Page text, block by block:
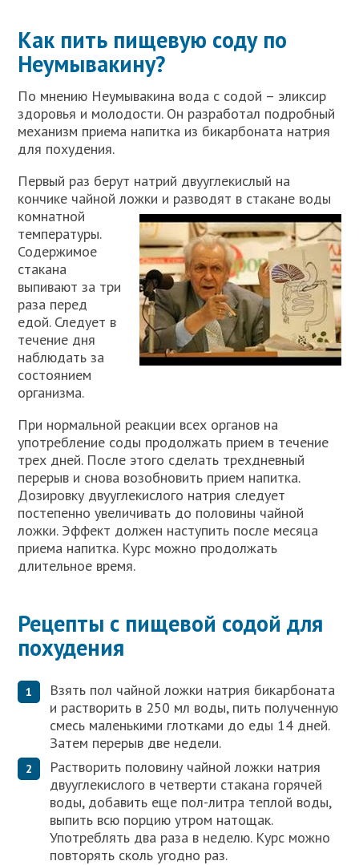
Как пить пищевую соду по
Неумывакину?
По мнению Неумывакина вода с содой – эликсир
здоровья и молодости. Он разработал подробный
механизм приема напитка из бикарбоната натрия
для похудения.
Первый раз берут натрий двууглекислый на
кончике чайной ложки и разводят в стакане воды
комнатной
температуры.
Содержимое
стакана
выпивают за три
раза перед
едой. Следует в
течение дня
наблюдать за
состоянием
организма.
При нормальной реакции всех органов на
употребление соды продолжать прием в течение
трех дней. После этого сделать трехдневный
перерыв и снова возобновить прием напитка.
Дозировку двууглекислого натрия следует
постепенно увеличивать до половины чайной
ложки. Эффект должен наступить после месяца
приема напитка. Курс можно продолжать
длительное время.
Рецепты с пищевой содой для
похудения
Взять пол чайной ложки натрия бикарбоната
и растворить в 250 мл воды, пить полученную
смесь маленькими глотками до еды 14 дней.
Затем перерыв две недели.
Растворить половину чайной ложки натрия
двууглекислого в четверти стакана горячей
воды, добавить еще пол-литра теплой воды,
выпить всю порцию утром натощак.
Употреблять два раза в неделю. Курс можно
повторять сколь угодно раз.